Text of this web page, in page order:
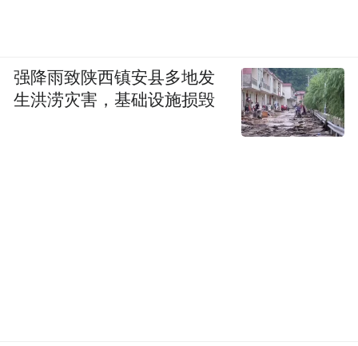
强降雨致陕西镇安县多地发
生洪涝灾害，基础设施损毁